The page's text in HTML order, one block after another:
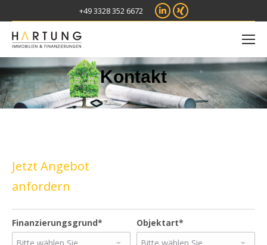
+49 3328 352 6672 LinkedinXING
Kontakt
Jetzt Angebot
anfordern
Finanzierungsgrund* Objektart*